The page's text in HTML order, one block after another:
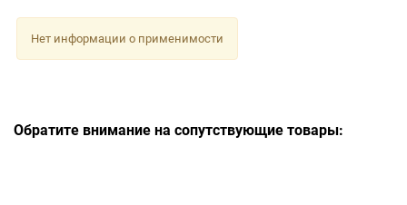
Нет информации о применимости
Обратите внимание на сопутствующие товары: